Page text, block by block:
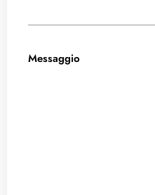
Messaggio